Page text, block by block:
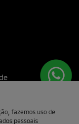
fazemos uso de
pessoais